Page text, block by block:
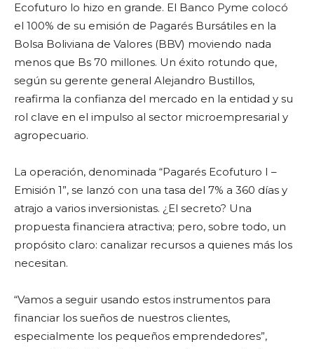
Ecofuturo lo hizo en grande. El Banco Pyme colocó
el 100% de su emisión de Pagarés Bursátiles en la
Bolsa Boliviana de Valores (BBV) moviendo nada
menos que Bs 70 millones. Un éxito rotundo que,
según su gerente general Alejandro Bustillos,
reafirma la confianza del mercado en la entidad y su
rol clave en el impulso al sector microempresarial y
agropecuario.
La operación, denominada “Pagarés Ecofuturo I –
Emisión 1”, se lanzó con una tasa del 7% a 360 días y
atrajo a varios inversionistas. ¿El secreto? Una
propuesta financiera atractiva; pero, sobre todo, un
propósito claro: canalizar recursos a quienes más los
necesitan.
“Vamos a seguir usando estos instrumentos para
financiar los sueños de nuestros clientes,
especialmente los pequeños emprendedores”,